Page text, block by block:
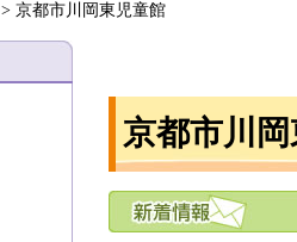
> 京都市川岡東児童館
京都市川